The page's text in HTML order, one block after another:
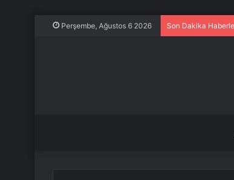
Perşembe, Ağustos 6 2026 Son Dakika